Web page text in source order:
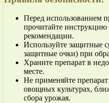
Перед использованием
прочитайте инструкцию
рекомендации.
Используйте защитные
защитные очки) при
Храните препарат в
месте.
Не применяйте
овощных культурах,
сбора урожая.